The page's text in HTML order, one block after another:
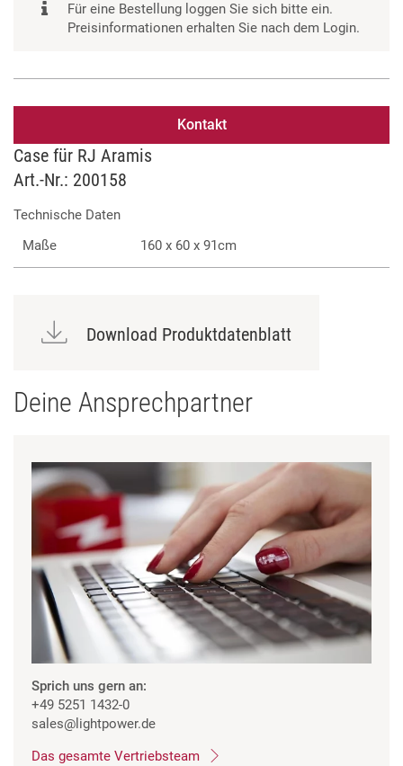
Für eine Bestellung loggen Sie sich bitte ein.
Preisinformationen erhalten Sie nach dem Login.
Kontakt
Case für RJ Aramis
Art.-Nr.: 200158
Technische Daten
Maße
160 x 60 x 91cm
Download Produktdatenblatt
Deine Ansprechpartner
Sprich uns gern an:
+49 5251 1432-0
sales@lightpower.de
Das gesamte Vertriebsteam